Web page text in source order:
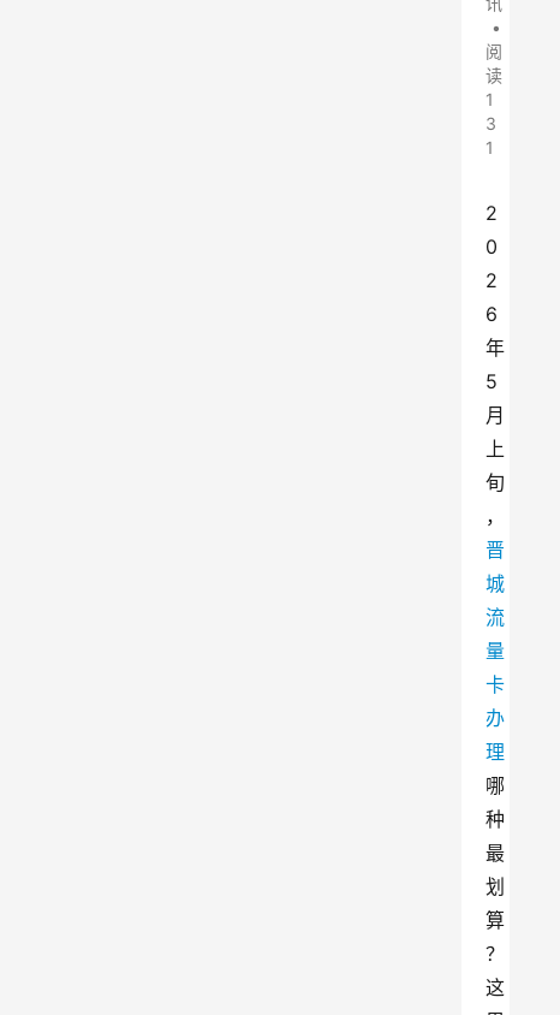
•
阅
读
1
3
1
2
0
2
6
年
5
月
上
旬
，
晋
城
流
量
卡
办
理
哪
种
最
划
算
？
这